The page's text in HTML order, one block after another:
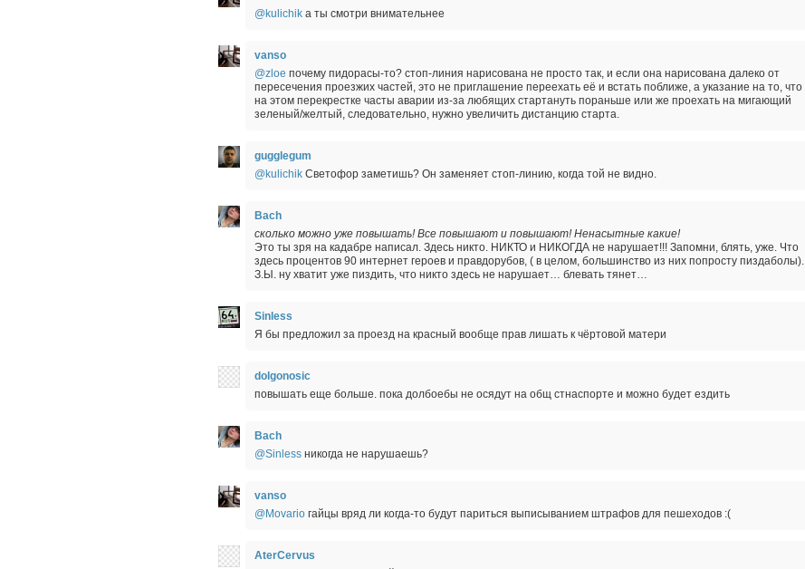
@kulichik а ты смотри внимательнее
vanso
@zloe почему пидорасы-то? стоп-линия нарисована не просто так, и если она нарисована далеко от
пересечения проезжих частей, это не приглашение переехать её и встать поближе, а указание на то, что
на этом перекрестке часты аварии из-за любящих стартануть пораньше или же проехать на мигающий
зеленый/желтый, следовательно, нужно увеличить дистанцию старта.
gugglegum
@kulichik Светофор заметишь? Он заменяет стоп-линию, когда той не видно.
Bach
сколько можно уже повышать! Все повышают и повышают! Ненасытные какие!
Это ты зря на кадабре написал. Здесь никто. НИКТО и НИКОГДА не нарушает!!! Запомни, блять, уже. Что
здесь процентов 90 интернет героев и правдорубов, ( в целом, большинство из них попросту пиздаболы).
З.Ы. ну хватит уже пиздить, что никто здесь не нарушает… блевать тянет…
Sinless
Я бы предложил за проезд на красный вообще прав лишать к чёртовой матери
dolgonosic
повышать еще больше. пока долбоебы не осядут на общ стнаспорте и можно будет ездить
Bach
@Sinless никогда не нарушаешь?
vanso
@Movario гайцы вряд ли когда-то будут париться выписыванием штрафов для пешеходов :(
AterCervus